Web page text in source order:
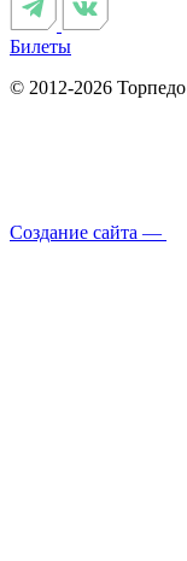
Билеты
© 2012-2026 Торпедо
Создание сайта —